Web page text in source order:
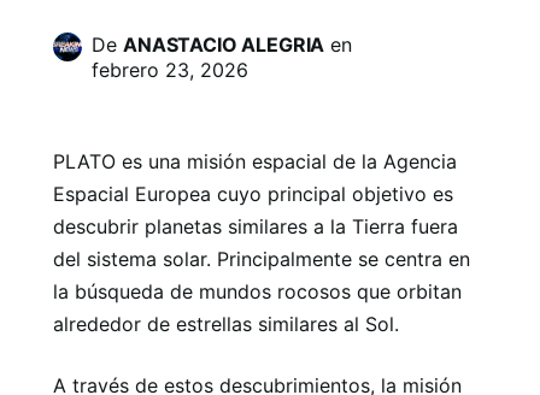
De ANASTACIO ALEGRIA en
febrero 23, 2026
PLATO es una misión espacial de la Agencia
Espacial Europea cuyo principal objetivo es
descubrir planetas similares a la Tierra fuera
del sistema solar. Principalmente se centra en
la búsqueda de mundos rocosos que orbitan
alrededor de estrellas similares al Sol.
A través de estos descubrimientos, la misión